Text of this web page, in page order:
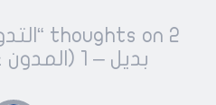
Post
navigation
2 thoughts on “
بديل – 1 (المدون علي الطويل)